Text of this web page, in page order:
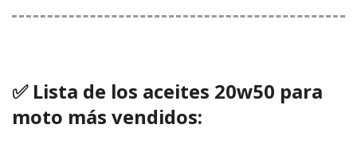
✅ Lista de los aceites 20w50 para
moto más vendidos: